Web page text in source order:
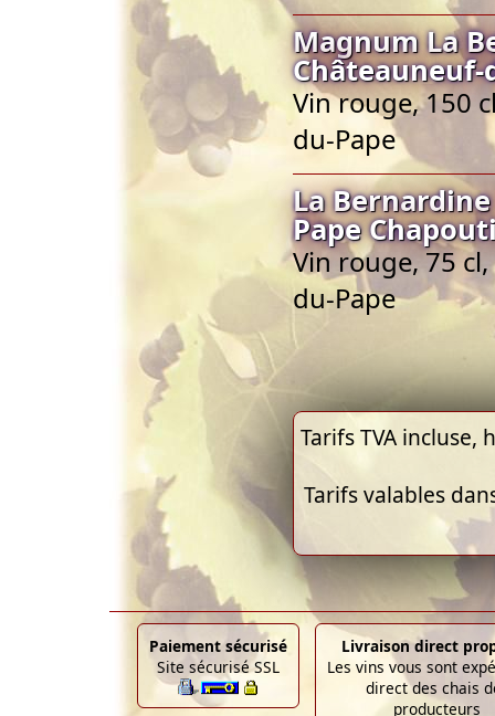
Magnum La
Châteauneuf-
Vin rouge, 150
du-Pape
La
Pape
Vin rouge, 75
du-Pape
Tarifs TVA
Tarifs valables
Paiement sécurisé
Site sécurisé SSL
Livraison direct
Les vins vous sont
direct des chais
producteurs